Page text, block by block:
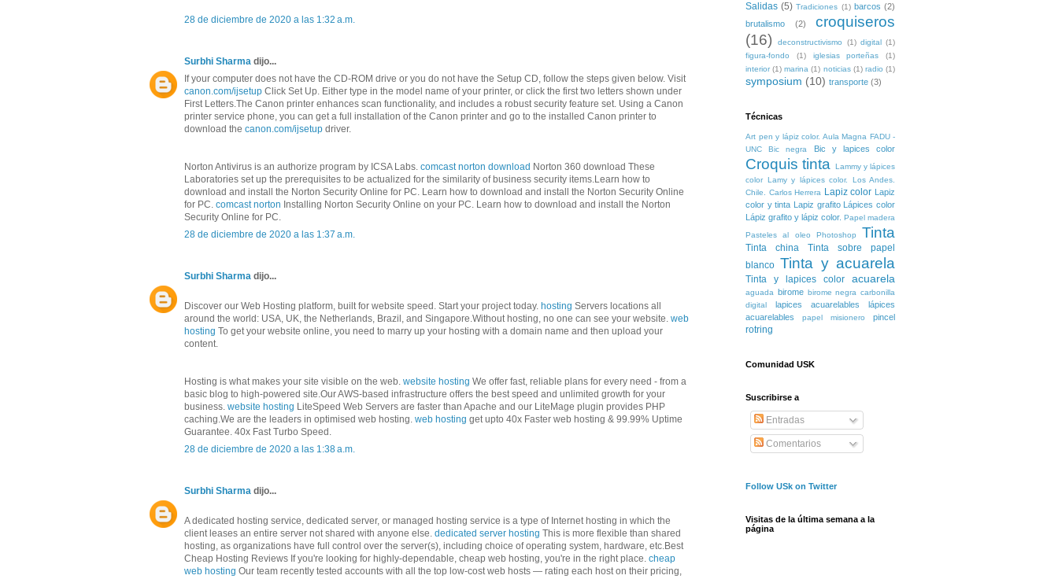
28 de diciembre de 2020 a las 1:32 a.m.
Surbhi Sharma dijo...
If your computer does not have the CD-ROM drive or you do not have the Setup CD, follow the steps given below. Visit
canon.com/ijsetup Click Set Up. Either type in the model name of your printer, or click the first two letters shown under
First Letters.The Canon printer enhances scan functionality, and includes a robust security feature set. Using a Canon
printer service phone, you can get a full installation of the Canon printer and go to the installed Canon printer to
download the canon.com/ijsetup driver.
Norton Antivirus is an authorize program by ICSA Labs. comcast norton download Norton 360 download These
Laboratories set up the prerequisites to be actualized for the similarity of business security items.Learn how to
download and install the Norton Security Online for PC. Learn how to download and install the Norton Security Online
for PC. comcast norton Installing Norton Security Online on your PC. Learn how to download and install the Norton
Security Online for PC.
28 de diciembre de 2020 a las 1:37 a.m.
Surbhi Sharma dijo...
Discover our Web Hosting platform, built for website speed. Start your project today. hosting Servers locations all
around the world: USA, UK, the Netherlands, Brazil, and Singapore.Without hosting, no one can see your website. web
hosting To get your website online, you need to marry up your hosting with a domain name and then upload your
content.
Hosting is what makes your site visible on the web. website hosting We offer fast, reliable plans for every need - from a
basic blog to high-powered site.Our AWS-based infrastructure offers the best speed and unlimited growth for your
business. website hosting LiteSpeed Web Servers are faster than Apache and our LiteMage plugin provides PHP
caching.We are the leaders in optimised web hosting. web hosting get upto 40x Faster web hosting & 99.99% Uptime
Guarantee. 40x Fast Turbo Speed.
28 de diciembre de 2020 a las 1:38 a.m.
Surbhi Sharma dijo...
A dedicated hosting service, dedicated server, or managed hosting service is a type of Internet hosting in which the
client leases an entire server not shared with anyone else. dedicated server hosting This is more flexible than shared
hosting, as organizations have full control over the server(s), including choice of operating system, hardware, etc.Best
Cheap Hosting Reviews If you're looking for highly-dependable, cheap web hosting, you're in the right place. cheap
web hosting Our team recently tested accounts with all the top low-cost web hosts — rating each host on their pricing,
Salidas (5) Tradiciones (1) barcos (2)
brutalismo
(2)
croquiseros
(16)
deconstructivismo (1) digital
(1)
figura-fondo
(1) iglesias porteñas
(1)
interior (1) marina (1) noticias (1) radio (1)
symposium (10) transporte (3)
Técnicas
Art pen y lápiz color. Aula Magna FADU -
UNC
Bic negra Bic y lapices color
Croquis tinta
Lammy y lápices
color
Lamy y lápices color. Los Andes.
Chile. Carlos Herrera Lapiz color
Lapiz
color y tinta
Lapiz grafito
Lápices color
Lápiz grafito y lápiz color. Papel madera
Pasteles al oleo
Photoshop Tinta
Tinta china
Tinta sobre papel
blanco Tinta y acuarela
Tinta y lapices color acuarela
aguada birome birome negra carbonilla
digital
lapices acuarelables
lápices
acuarelables
papel misionero pincel
rotring
Comunidad USK
Suscribirse a
Entradas
Comentarios
Follow USk on Twitter
Visitas de la última semana a la
página